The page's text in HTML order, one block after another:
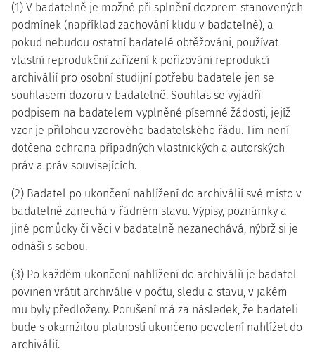
(1) V badatelně je možné při splnění dozorem stanovených
podmínek (například zachování klidu v badatelně), a
pokud nebudou ostatní badatelé obtěžováni, používat
vlastní reprodukční zařízení k pořizování reprodukcí
archiválií pro osobní studijní potřebu badatele jen se
souhlasem dozoru v badatelně. Souhlas se vyjádří
podpisem na badatelem vyplněné písemné žádosti, jejíž
vzor je přílohou vzorového badatelského řádu. Tím není
dotčena ochrana případných vlastnických a autorských
práv a práv souvisejících.
(2) Badatel po ukončení nahlížení do archiválií své místo v
badatelně zanechá v řádném stavu. Výpisy, poznámky a
jiné pomůcky či věci v badatelně nezanechává, nýbrž si je
odnáší s sebou.
(3) Po každém ukončení nahlížení do archiválií je badatel
povinen vrátit archiválie v počtu, sledu a stavu, v jakém
mu byly předloženy. Porušení má za následek, že badateli
bude s okamžitou platností ukončeno povolení nahlížet do
archiválií.